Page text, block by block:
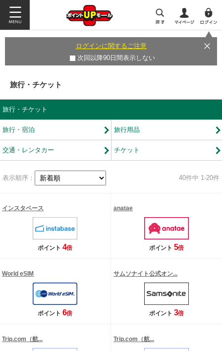
ログインに関するご注意
次回以降90日間表示しない
旅行・チケット
旅行・チケット
旅行・宿泊 旅行用品
交通・レンタカー チケット
表示順序： 40件中 1-20件
インスタベース
ポイント 4倍
anatae
ポイント 5倍
World eSIM
ポイント 6倍
サムソナイト公式オン...
ポイント 3倍
Trip.com（航... Trip.com（航...